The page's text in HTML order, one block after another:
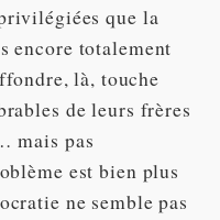
que la
encore totalement
là, touche
de leurs frères
mais pas
est bien plus
ne semble pas